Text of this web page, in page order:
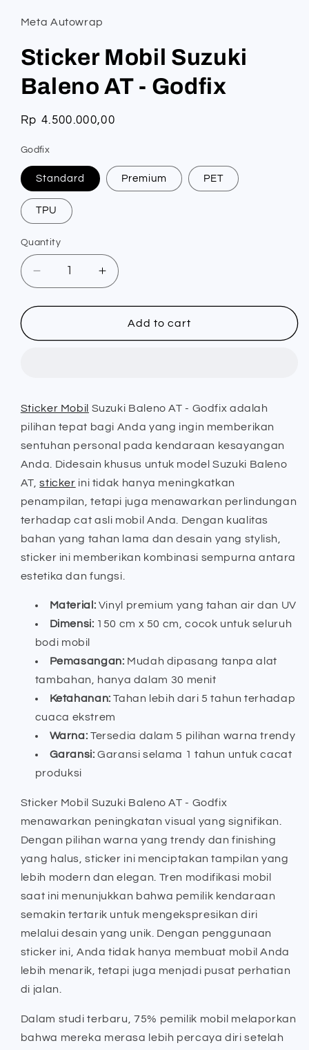
in
modal
Meta Autowrap
Sticker Mobil Suzuki
Baleno AT - Godfix
Regular
Rp 4.500.000,00
Godfix
Standard Premium PET
TPU
Quantity
Quantity
Decrease
quantity
for
Mobil
Godfix
Increase
quantity
for
Sticker
Mobil
Godfix
Add to cart
Sticker Mobil Suzuki Baleno AT - Godfix adalah
pilihan tepat bagi Anda yang ingin memberikan
sentuhan personal pada kendaraan kesayangan
Anda. Didesain khusus untuk model Suzuki Baleno
AT,sticker ini tidak hanya meningkatkan
penampilan, tetapi juga menawarkan perlindungan
terhadap cat asli mobil Anda. Dengan kualitas
bahan yang tahan lama dan desain yang stylish,
sticker ini memberikan kombinasi sempurna antara
estetika dan fungsi.
Material: Vinyl premium yang tahan air dan UV
Dimensi: 150 cm x 50 cm, cocok untuk seluruh
bodi mobil
Pemasangan: Mudah dipasang tanpa alat
tambahan, hanya dalam 30 menit
Ketahanan: Tahan lebih dari 5 tahun terhadap
cuaca ekstrem
Warna: Tersedia dalam 5 pilihan warna trendy
Garansi: Garansi selama 1 tahun untuk cacat
produksi
Sticker Mobil Suzuki Baleno AT - Godfix
menawarkan peningkatan visual yang signifikan.
Dengan pilihan warna yang trendy dan finishing
yang halus, sticker ini menciptakan tampilan yang
lebih modern dan elegan. Tren modifikasi mobil
saat ini menunjukkan bahwa pemilik kendaraan
semakin tertarik untuk mengekspresikan diri
melalui desain yang unik. Dengan penggunaan
sticker ini, Anda tidak hanya membuat mobil Anda
lebih menarik, tetapi juga menjadi pusat perhatian
di jalan.
Dalam studi terbaru, 75% pemilik mobil melaporkan
bahwa mereka merasa lebih percaya diri setelah